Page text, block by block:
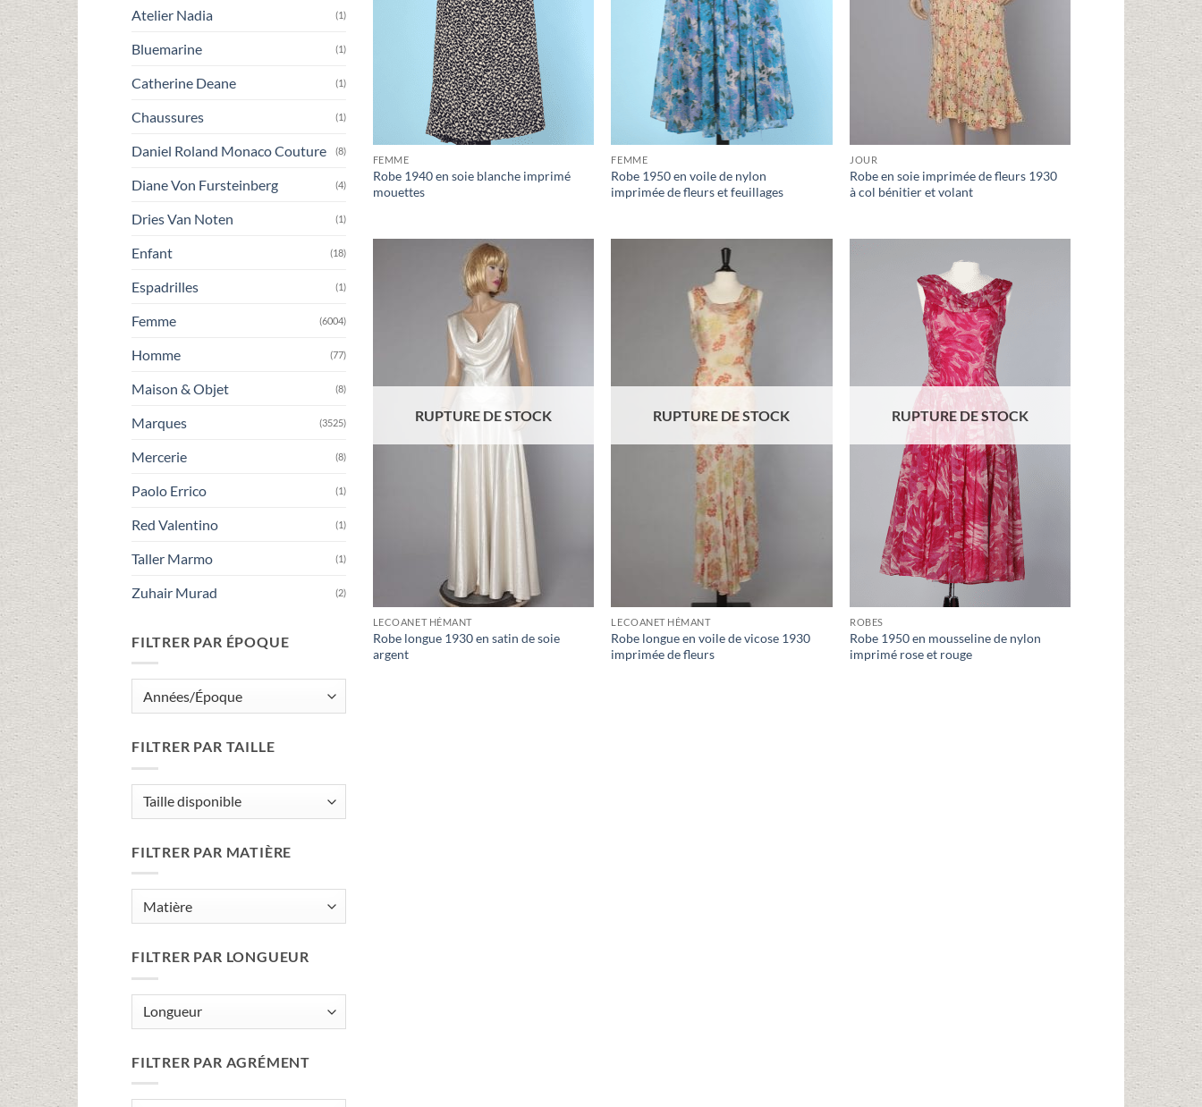
Atelier Nadia (1)
Bluemarine (1)
Catherine Deane (1)
Chaussures (1)
Daniel Roland Monaco Couture (8)
Diane Von Fursteinberg (4)
Dries Van Noten (1)
Enfant (18)
Espadrilles (1)
Femme (6004)
Homme (77)
Maison & Objet (8)
Marques (3525)
Mercerie (8)
Paolo Errico (1)
Red Valentino (1)
Taller Marmo (1)
Zuhair Murad (2)
FILTRER PAR ÉPOQUE
FILTRER PAR TAILLE
FILTRER PAR MATIÈRE
FILTRER PAR LONGUEUR
FILTRER PAR AGRÉMENT
FEMME
Robe 1940 en soie blanche imprimé
mouettes
FEMME
Robe 1950 en voile de nylon
imprimée de fleurs et feuillages
JOUR
Robe en soie imprimée de fleurs 1930
à col bénitier et volant
RUPTURE DE STOCK
LECOANET HÉMANT
Robe longue 1930 en satin de soie
argent
RUPTURE DE STOCK
LECOANET HÉMANT
Robe longue en voile de vicose 1930
imprimée de fleurs
RUPTURE DE STOCK
ROBES
Robe 1950 en mousseline de nylon
imprimé rose et rouge